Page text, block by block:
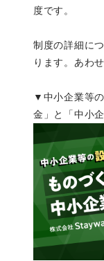
度です。
制度の詳細に
ります。あわ
▼中小企業等
金」と「中小